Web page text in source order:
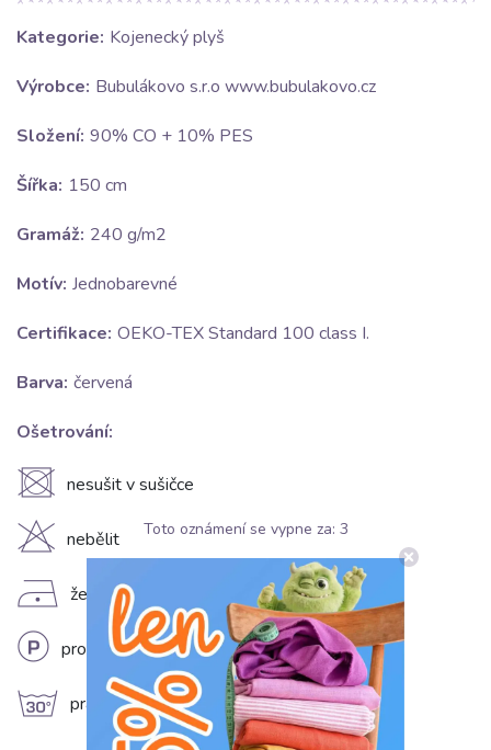
Kategorie: Kojenecký plyš
Výrobce: Bubulákovo s.r.o www.bubulakovo.cz
Složení: 90% CO + 10% PES
Šířka: 150 cm
Gramáž: 240 g/m2
Motív: Jednobarevné
Certifikace: OEKO-TEX Standard 100 class I.
Barva: červená
Ošetrování:
U nesušit v sušičce
H nebělit
D žehlit na nízkém stupni (110°C)
L profesionální chemické čištění
g prát na 30°C
Toto oznámení se vypne za: 3